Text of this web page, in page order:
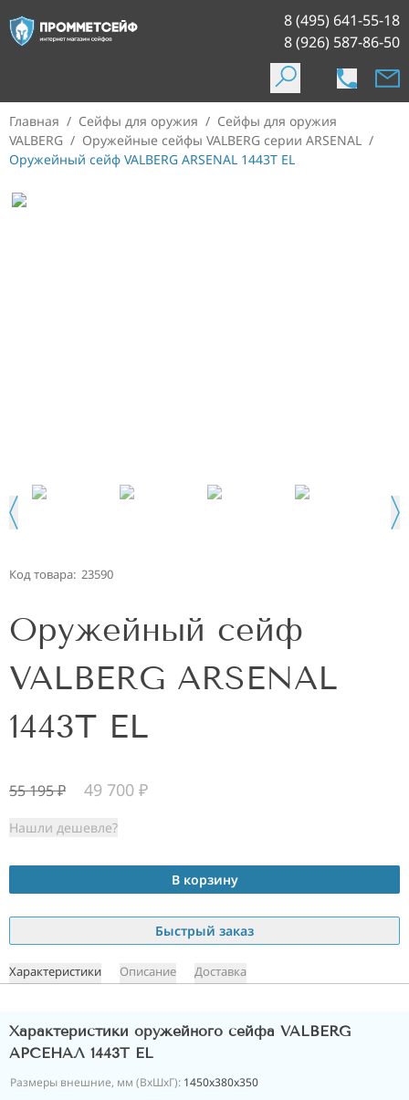
8 (495) 641-55-18
8 (926) 587-86-50
Главная / Сейфы для оружия / Сейфы для оружия
VALBERG / Оружейные сейфы VALBERG серии ARSENAL /
Оружейный сейф VALBERG ARSENAL 1443T EL
Код товара: 23590
Оружейный сейф
VALBERG ARSENAL
1443T EL
55 195₽ 49 700 ₽
Нашли дешевле?
В корзину
Быстрый заказ
Характеристики Описание Доставка
Характеристики оружейного сейфа VALBERG
АРСЕНАЛ 1443Т EL
Размеры внешние, мм (ВхШхГ): 1450x380x350